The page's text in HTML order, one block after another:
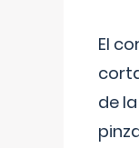
El
de